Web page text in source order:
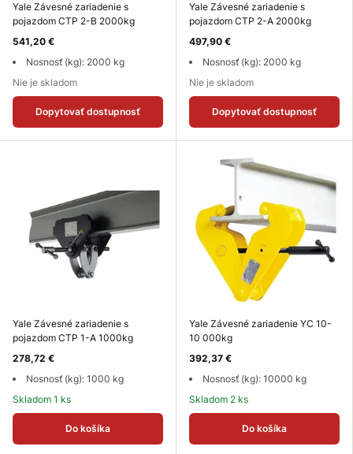
Yale Závesné zariadenie s
pojazdom CTP 2-B 2000kg
541,20 €
Nosnosť (kg): 2000 kg
Nie je skladom
Dopytovať dostupnosť
Yale Závesné zariadenie s
pojazdom CTP 2-A 2000kg
497,90 €
Nosnosť (kg): 2000 kg
Nie je skladom
Dopytovať dostupnosť
Yale Závesné zariadenie s
pojazdom CTP 1-A 1000kg
278,72 €
Nosnosť (kg): 1000 kg
Skladom 1 ks
Do košíka
Yale Závesné zariadenie YC 10-
10 000kg
392,37 €
Nosnosť (kg): 10000 kg
Skladom 2 ks
Do košíka